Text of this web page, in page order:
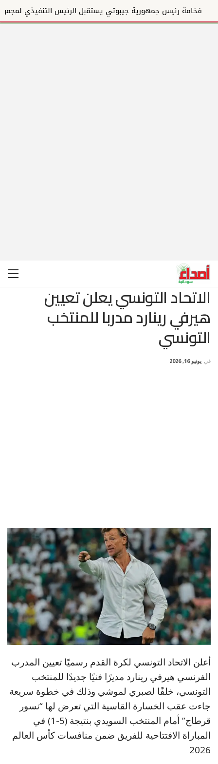
فخامة رئيس جمهورية جيبوتي يستقبل الرئيس التنفيذي لمجموعة المبارك للإنشاءات والتطوير العقاري ويؤكد دع...
الاتحاد التونسي يعلن تعيين
هيرفي رينارد مدربا للمنتخب
التونسي
في يونيو 16, 2026
أعلن الاتحاد التونسي لكرة القدم رسميًا تعيين المدرب
الفرنسي هيرفي رينارد مديرًا فنيًا جديدًا للمنتخب
التونسي، خلفًا لصبري لموشي وذلك في خطوة سريعة
جاءت عقب الخسارة القاسية التي تعرض لها “نسور
قرطاج” أمام المنتخب السويدي بنتيجة (5-1) في
المباراة الافتتاحية للفريق ضمن منافسات كأس العالم
2026